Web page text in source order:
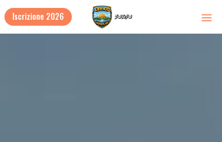
Iscrizione 2026